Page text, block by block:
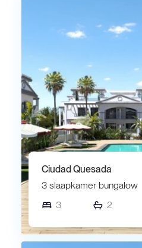
Ciudad Quesada
3 slaapkamer bungalow
3
2